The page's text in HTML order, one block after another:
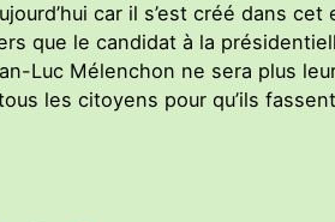
car il s’est créé dans
que le candidat à la
Luc Mélenchon ne sera plus
les citoyens pour qu’ils